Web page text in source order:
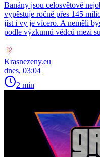
Banány jsou celosvětově
vypěstuje ročně přes 145
jíst i vy je vícero. A neměli
podle výzkumů vědců mezi
Krasnezeny.eu
dnes, 03:04
2 min